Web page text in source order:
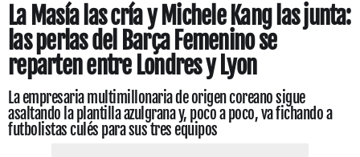
La Masía las cría y Michele Kang las junta:
las perlas del Barça Femenino se
reparten entre Londres y Lyon
La empresaria multimillonaria de origen coreano sigue
asaltando la plantilla azulgrana y, poco a poco, va fichando a
futbolistas culés para sus tres equipos